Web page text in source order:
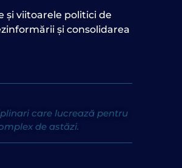
și viitoarele politici de
și consolidarea
care lucrează pentru
de astăzi.